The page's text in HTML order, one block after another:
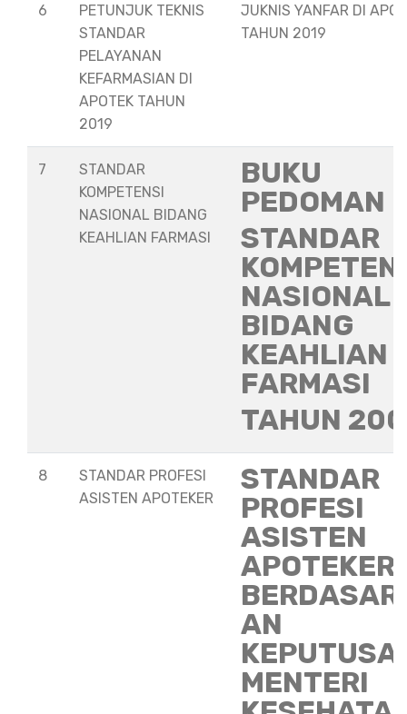
6
PETUNJUK TEKNIS
STANDAR
PELAYANAN
KEFARMASIAN DI
APOTEK TAHUN
2019
JUKNIS YANFAR DI
TAHUN 2019
7
STANDAR
KOMPETENSI
NASIONAL BIDANG
KEAHLIAN FARMASI
BUKU
PEDOMAN
STANDAR
NASIONAL
BIDANG
KEAHLIAN
FARMASI
TAHUN
8
STANDAR PROFESI
ASISTEN APOTEKER
STANDAR
PROFESI
ASISTEN
APOTEKER
AN
MENTERI